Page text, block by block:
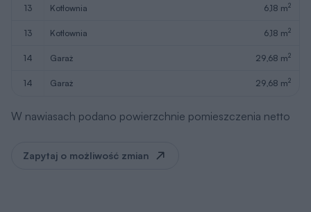
13 kotłownia 6,18 m2
13 kotłownia 6,18 m2
14 garaż 29,68 m2
14 garaż 29,68 m2
W nawiasach podano powierzchnie pomieszczenia netto
Zapytaj o możliwość zmian